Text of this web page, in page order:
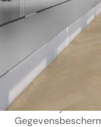
Contactgegevens:
https://
Neonstraat 6 7463
0548 54 77 60